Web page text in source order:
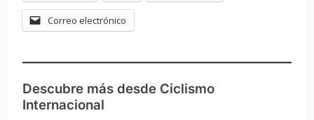
Correo electrónico
Descubre más desde Ciclismo
Internacional